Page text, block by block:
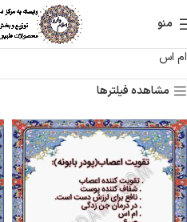
منو
ام اس
مشاهده فیلترها